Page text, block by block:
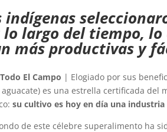
lo largo del tiempo,
más productivas y
Todo El Campo | Elogiado por sus
es una estrella certificada del
su cultivo es hoy en día una
de este célebre superalimento ha